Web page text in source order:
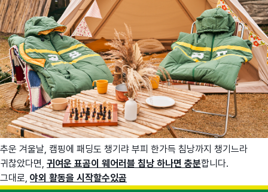
추운 겨울날, 캠핑에 패딩도 챙기랴 부피 한가득 침낭까지 챙기느라
귀찮았다면, 귀 여운 표곰이 웨어러블 침낭 하나면 충분합니다.
그대로, 야외 활동을 시작할수있곰